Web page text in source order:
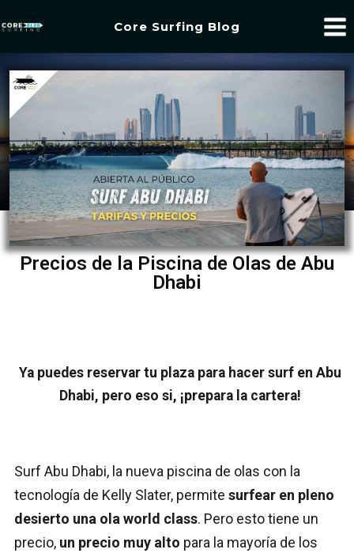
Core Surfing Blog
Precios de la Piscina de Olas de Abu
Dhabi
Ya puedes reservar tu plaza para hacer surf en Abu
Dhabi, pero eso si, ¡prepara la cartera!
Surf Abu Dhabi, la nueva piscina de olas con la
tecnología de Kelly Slater, permite surfear en pleno
desierto una ola world class. Pero esto tiene un
precio, un precio muy alto para la mayoría de los